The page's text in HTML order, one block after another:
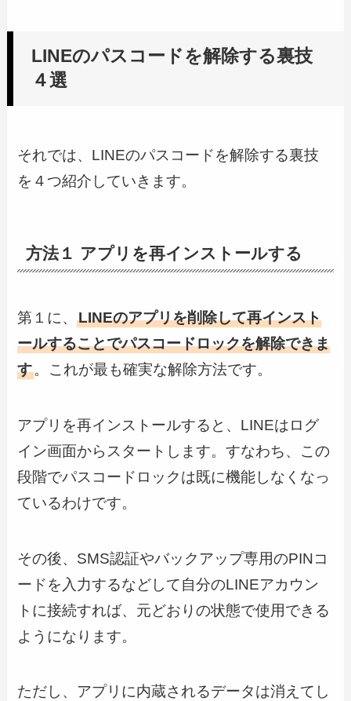
LINEのパスコードを解除する裏技
４選
それでは、LINEのパスコードを解除する裏技
を４つ紹介していきます。
方法１ アプリを再インストールする
第１に、LINEのアプリを削除して再インスト
ールすることでパスコードロックを解除できま
す。これが最も確実な解除方法です。
アプリを再インストールすると、LINEはログ
イン画面からスタートします。すなわち、この
段階でパスコードロックは既に機能しなくなっ
ているわけです。
その後、SMS認証やバックアップ専用のPINコ
ードを入力するなどして自分のLINEアカウン
トに接続すれば、元どおりの状態で使用できる
ようになります。
ただし、アプリに内蔵されるデータは消えてし